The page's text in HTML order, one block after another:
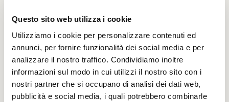
Questo sito web utilizza i cookie
Utilizziamo i cookie per personalizzare contenuti ed
annunci, per fornire funzionalità dei social media e per
analizzare il nostro traffico. Condividiamo inoltre
informazioni sul modo in cui utilizzi il nostro sito con i
nostri partner che si occupano di analisi dei dati web,
pubblicità e social media, i quali potrebbero combinarle